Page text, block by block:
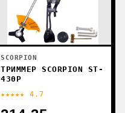
SCORPION
ТРИММЕР SCORPION ST-
430P
★★★★★ 4.7